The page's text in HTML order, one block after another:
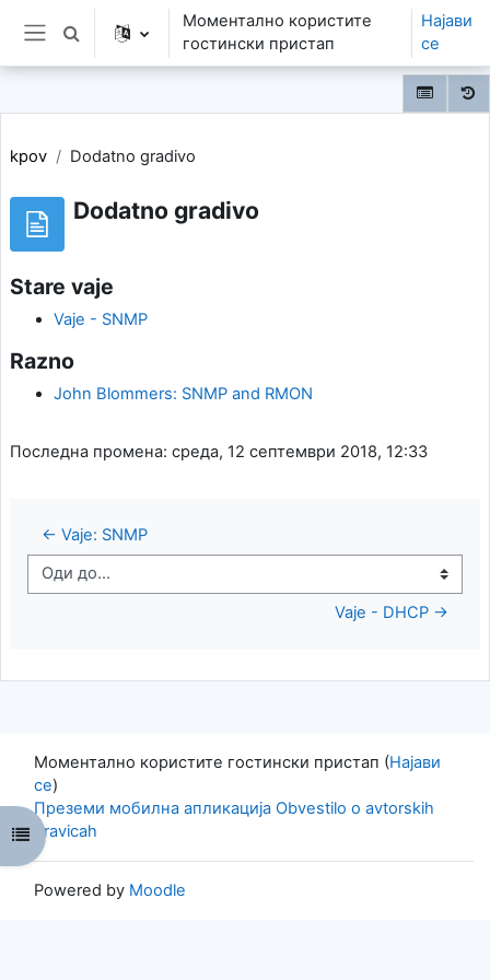
Оди до главна содржина
Страничен панел
Toggle search input
Моментално користите
гостински пристап
Најави
се
Open course index
kpov Dodatno gradivo
Dodatno gradivo
Stare vaje
Vaje - SNMP
Razno
John Blommers: SNMP and RMON
Последна промена: среда, 12 септември 2018, 12:33
← Vaje: SNMP
Оди до...
Vaje - DHCP →
Моментално користите гостински пристап (Најави
се)
Преземи мобилна апликација Obvestilo o avtorskih
pravicah
Powered by Moodle